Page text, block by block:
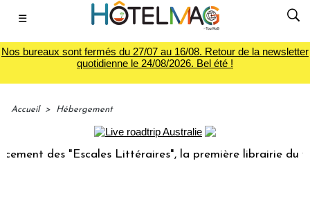
☰
Nos bureaux sont fermés du 27/07 au 16/08. Retour de la newsletter
quotidienne le 24/08/2026. Bel été !
Accueil > Hébergement
des "Escales Littéraires", la première librairie du